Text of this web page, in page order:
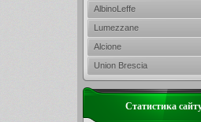
AlbinoLeffe
Lumezzane
Alcione
Union Brescia
Статистика